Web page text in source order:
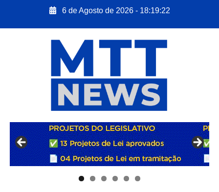
6 de Agosto de 2026 - 18:19:23